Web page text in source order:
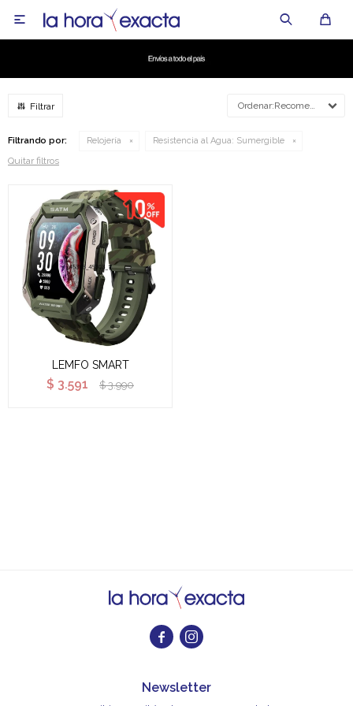

Recomendados
Filtrando por: Relojería Resistencia al Agua: Sumergible
Quitar filtros
LEMFO SMART
$ 3.591 $ 3.990
 
Newsletter